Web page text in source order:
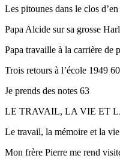
Les pitounes dans le clos
Papa Alcide sur sa grosse
Papa travaille à la carrière de
Trois retours à l’école 1949 60
Je prends des notes 63
LE TRAVAIL, LA VIE ET
Le travail, la mémoire et la
Mon frère Pierre me rend